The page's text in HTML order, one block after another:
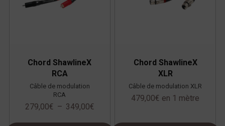
Chord ShawlineX
RCA
Câble de modulation
RCA
279,00€ – 349,00€
Chord ShawlineX
XLR
Câble de modulation XLR
479,00€ en 1 mètre